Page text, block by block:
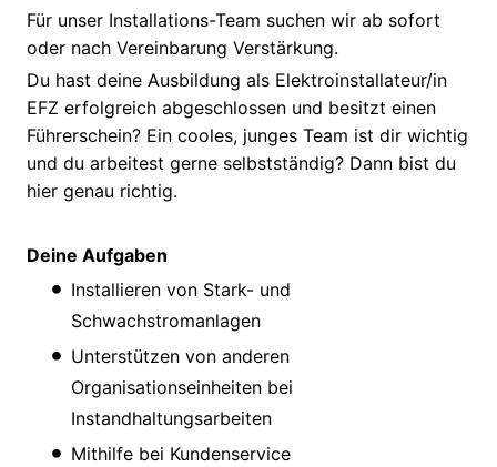
Für unser Installations-Team suchen wir ab sofort
oder nach Vereinbarung Verstärkung.
Du hast deine Ausbildung als Elektroinstallateur/in
EFZ erfolgreich abgeschlossen und besitzt einen
Führerschein? Ein cooles, junges Team ist dir wichtig
und du arbeitest gerne selbstständig? Dann bist du
hier genau richtig.
Deine Aufgaben
Installieren von Stark- und
Schwachstromanlagen
Unterstützen von anderen
Organisationseinheiten bei
Instandhaltungsarbeiten
Mithilfe bei Kundenservice